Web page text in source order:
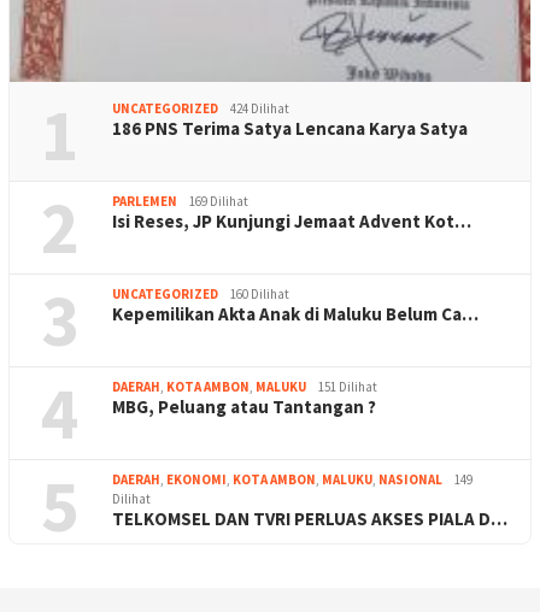
1 UNCATEGORIZED 424 Dilihat
186 PNS Terima Satya Lencana Karya Satya
2 PARLEMEN 169 Dilihat
Isi Reses, JP Kunjungi Jemaat Advent Kot…
3 UNCATEGORIZED 160 Dilihat
Kepemilikan Akta Anak di Maluku Belum Ca…
4 DAERAH, KOTA AMBON, MALUKU 151 Dilihat
MBG, Peluang atau Tantangan ?
5 DAERAH, EKONOMI, KOTA AMBON, MALUKU, NASIONAL
149
Dilihat
TELKOMSEL DAN TVRI PERLUAS AKSES PIALA D…